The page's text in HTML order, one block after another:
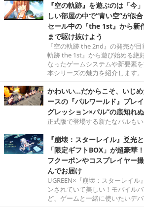
『空の軌跡』を遊ぶのは「今
しい部屋の中で“青い空”が似
セール中の『the 1st』から新
まで駆け抜けよう
『空の軌跡 the 2nd』の発売が
軌跡 the 1st』から遊び始める絶
なったゲームシステムや新要素
本シリーズの魅力を紹介します。
かわいい…だからこそ、いじ
ースの『パルワールド』プレ
グレッション×パル”の底知れ
正式版で登場する新たなパルも
『崩壊：スターレイル』爻光
「限定ギフトBOX」が超豪華
フクーポンやコスプレイヤー
んでお届け
UGREEN×『崩壊：スターレイル
ンされていて美しい！モバイル
ど、ゲームと一緒に使いたいデ